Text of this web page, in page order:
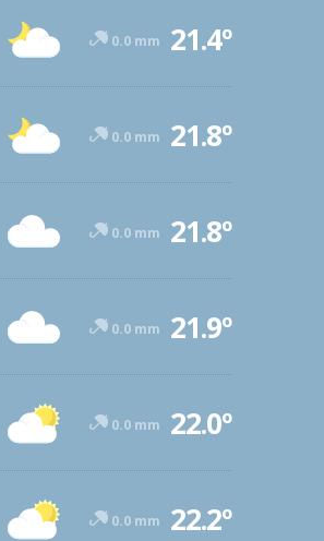
0.0 mm 21.4º
0.0 mm 21.8º
0.0 mm 21.8º
0.0 mm 21.9º
0.0 mm 22.0º
0.0 mm 22.2º